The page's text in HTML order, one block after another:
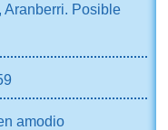
Aranberri. Posible
amodio